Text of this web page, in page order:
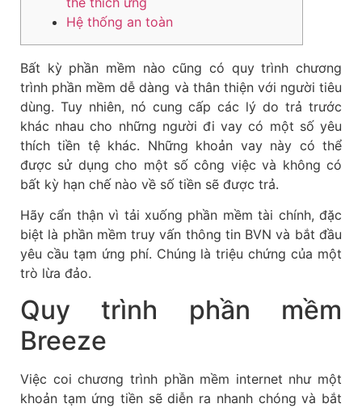
Hệ thống an toàn
Bất kỳ phần mềm nào cũng có quy trình chương
trình phần mềm dễ dàng và thân thiện với người tiêu
dùng. Tuy nhiên, nó cung cấp các lý do trả trước
khác nhau cho những người đi vay có một số yêu
thích tiền tệ khác. Những khoản vay này có thể
được sử dụng cho một số công việc và không có
bất kỳ hạn chế nào về số tiền sẽ được trả.
Hãy cẩn thận vì tải xuống phần mềm tài chính, đặc
biệt là phần mềm truy vấn thông tin BVN và bắt đầu
yêu cầu tạm ứng phí. Chúng là triệu chứng của một
trò lừa đảo.
Quy trình phần mềm
Breeze
Việc coi chương trình phần mềm internet như một
khoản tạm ứng tiền sẽ diễn ra nhanh chóng và bắt